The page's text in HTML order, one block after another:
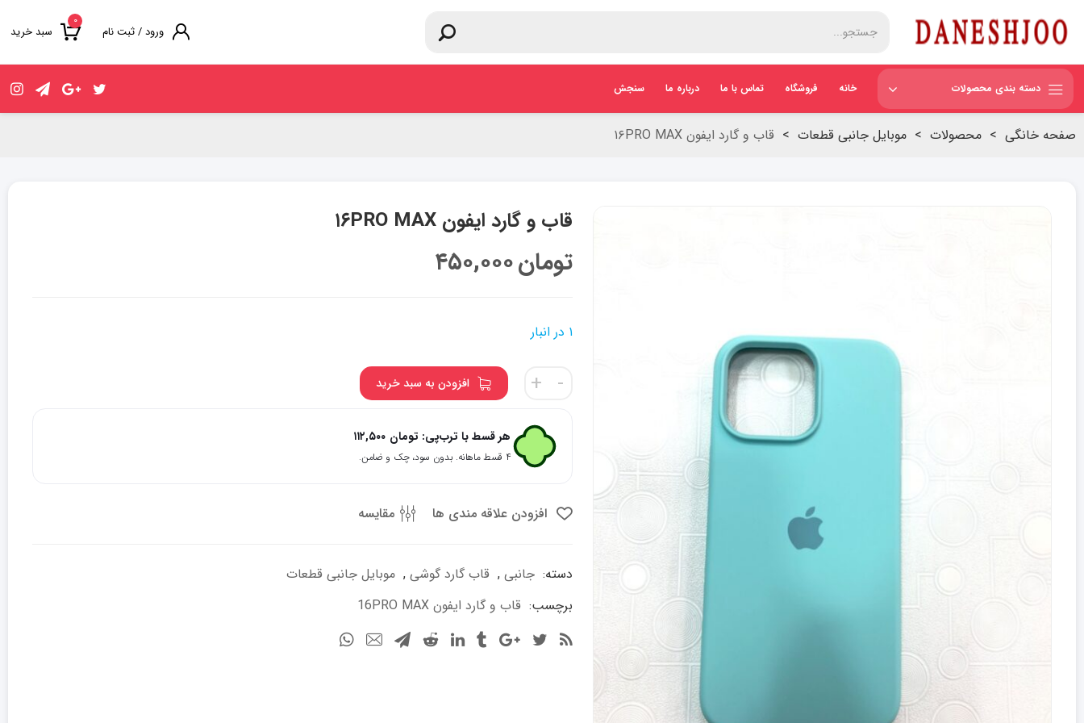
۰
سبد خرید ورود / ثبت نام
دسته بندی محصولات خانه فروشگاه تماس با ما درباره ما سنجش
صفحه خانگی > محصولات > موبایل جانبی قطعات > قاب و گارد ایفون ۱۶PRO MAX
قاب و گارد ایفون ۱۶PRO MAX
۴۵۰,۰۰۰تومان
۱ در انبار
-
قاب
ایفون
16PRO
MAX
+ افزودن به سبد خرید
هر قسط با ترب‌پی: ۱۱۲,۵۰۰ تومان
۴ قسط ماهانه. بدون سود، چک و ضامن.
افزودن علاقه مندی ها مقایسه
دسته: جانبی , قاب گارد گوشی , موبایل جانبی قطعات
برچسب: قاب و گارد ایفون 16PRO MAX